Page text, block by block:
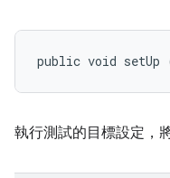
public void setUp
執行測試的目標設定，